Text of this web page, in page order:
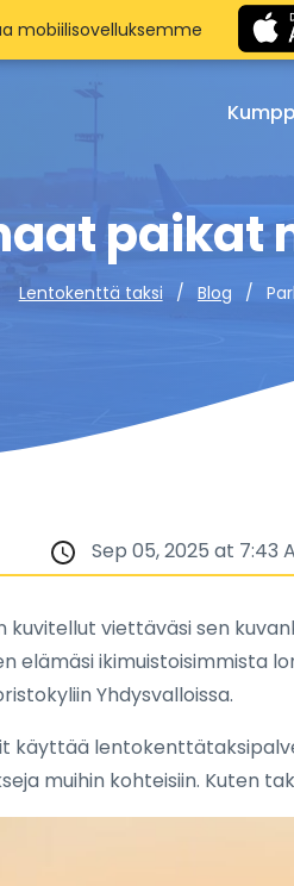
paikat
Lentokenttä taksi Blog
mobiilisovelluksemme
Sep 05, 2025 at 7:43
kuvitellut viettäväsi sen
elämäsi ikimuistoisimmista
Yhdysvalloissa.
käyttää
muihin kohteisiin. Kuten